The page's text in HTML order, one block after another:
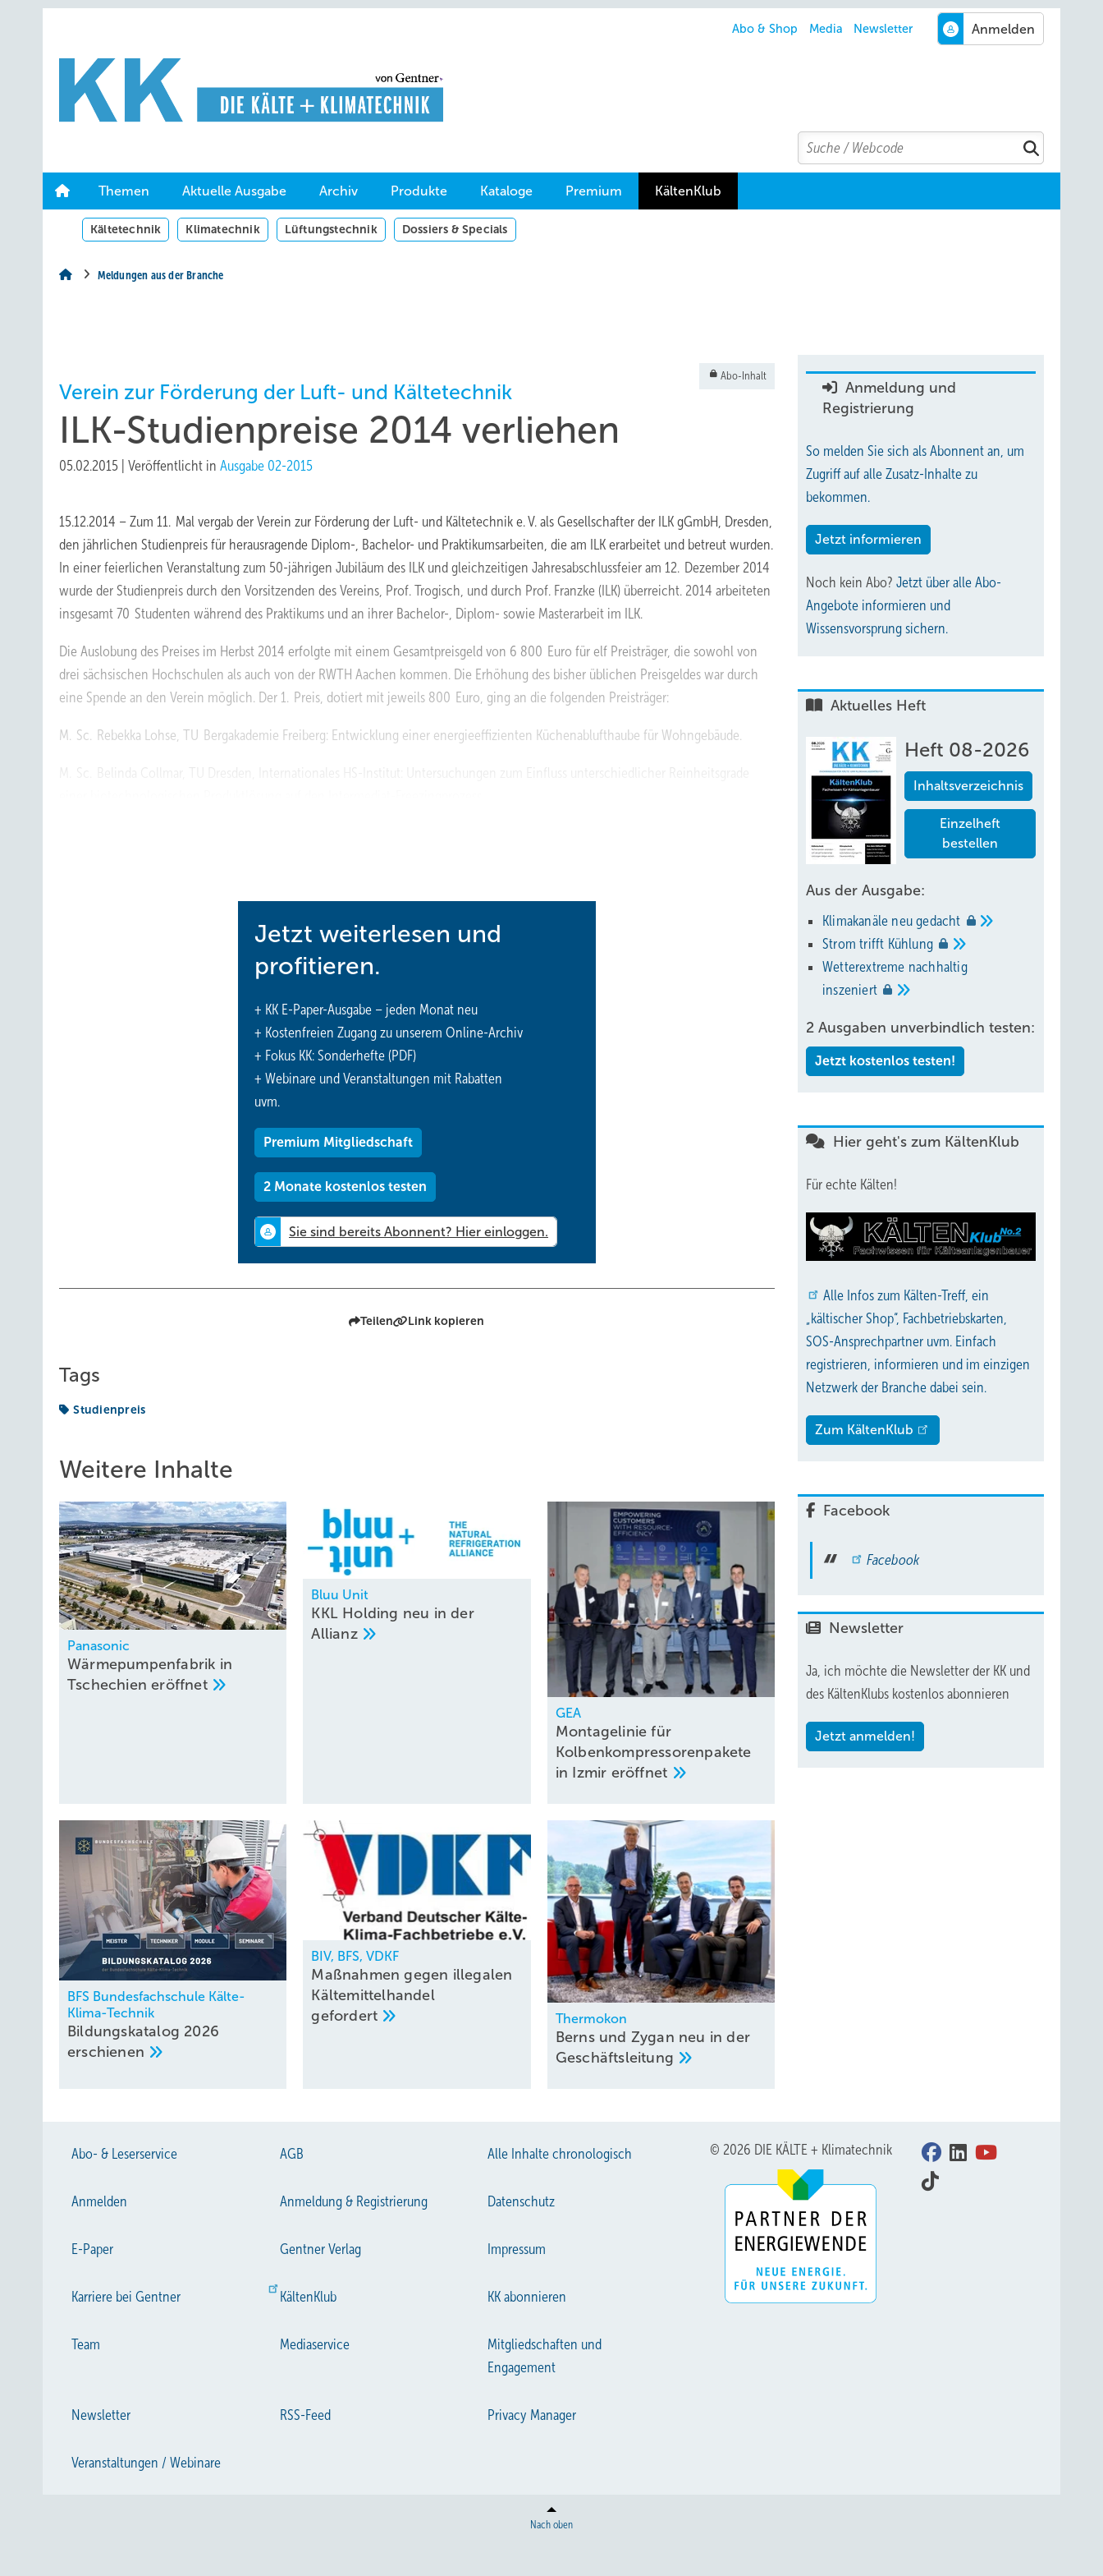
Hauptinhalt
Hauptmenü
Abo & Shop Media Newsletter
Search
Suchen
Themen Aktuelle Ausgabe Archiv Produkte Kataloge Premium KältenKlub
Kältetechnik Klimatechnik Lüftungstechnik Dossiers & Specials
Meldungen aus der Branche
Abo-Inhalt
Verein zur Förderung der Luft- und Kältetechnik
ILK-Studienpreise 2014 verliehen
05.02.2015 Veröffentlicht in Ausgabe 02-2015
15.12.2014 – Zum 11. Mal vergab der Verein zur Förderung der Luft- und Kältetechnik e. V. als Gesellschafter der ILK gGmbH, Dresden,
den jährlichen Studienpreis für herausragende Diplom-, Bachelor- und Praktikumsarbeiten, die am ILK erarbeitet und betreut wurden.
In einer feierlichen Veranstaltung zum 50-jährigen Jubiläum des ILK und gleichzeitigen Jahresabschlussfeier am 12. Dezember 2014
wurde der Studienpreis durch den Vorsitzenden des Vereins, Prof. Trogisch, und durch Prof. Franzke (ILK) überreicht. 2014 arbeiteten
insgesamt 70 Studenten während des Praktikums und an ihrer Bachelor-, Diplom- sowie Masterarbeit im ILK.
Die Auslobung des Preises im Herbst 2014 erfolgte mit einem Gesamtpreisgeld von 6 800 Euro für elf Preisträger, die sowohl von
drei sächsischen Hochschulen als auch von der RWTH Aachen kommen. Die Erhöhung des bisher üblichen Preisgeldes war durch
eine Spende an den Verein möglich. Der 1. Preis, dotiert mit jeweils 800 Euro, ging an die folgenden Preisträger:
M. Sc. Rebekka Lohse, TU Bergakademie Freiberg: Entwicklung einer energieeffizienten Küchenablufthaube für Wohngebäude.
Jetzt weiterlesen und
profitieren.
+ KK E-Paper-Ausgabe – jeden Monat neu
+ Kostenfreien Zugang zu unserem Online-Archiv
+ Fokus KK: Sonderhefte (PDF)
+ Webinare und Veranstaltungen mit Rabatten
uvm.
Premium Mitgliedschaft
2 Monate kostenlos testen
Teilen Link kopieren
Tags
Studienpreis
Weitere Inhalte
Panasonic
Wärmepumpenfabrik in
Tschechieneröffnet
Bluu Unit
KKL Holding neu in der
Allianz
GEA
Montagelinie für
Kolbenkompressorenpakete
in Izmir eröffnet
BFS Bundesfachschule Kälte-
Klima-Technik
Bildungskatalog 2026
erschienen
BIV, BFS, VDKF
Maßnahmen gegen illegalen
Kältemittelhandel
gefordert
Thermokon
Berns und Zygan neu in der
Geschäftsleitung
Anmeldung und
Registrierung
So melden Sie sich als Abonnent an, um
Zugriff auf alle Zusatz-Inhalte zu
bekommen.
Jetzt informieren
Noch kein Abo? Jetzt über alle Abo-
Angebote informieren und
Wissensvorsprung sichern.
Aktuelles Heft
Heft 08-2026
Inhaltsverzeichnis
Einzelheft
bestellen
Aus der Ausgabe:
Klimakanäle neugedacht
Strom trifft Kühlung
Wetterextreme nachhaltig
inszeniert
2 Ausgaben unverbindlich testen:
Jetzt kostenlos testen!
Hier geht's zum KältenKlub
Für echte Kälten!
Alle Infos zum Kälten-Treff, ein
„kältischer Shop“, Fachbetriebskarten,
SOS-Ansprechpartner uvm. Einfach
registrieren, informieren und im einzigen
Netzwerk der Branche dabei sein.
Zum KältenKlub
Facebook
Facebook
Newsletter
Ja, ich möchte die Newsletter der KK und
des KältenKlubs kostenlos abonnieren
Jetzt anmelden!
Abo- & Leserservice AGB Alle Inhalte chronologisch
Anmelden Anmeldung & Registrierung Datenschutz
E-Paper Gentner Verlag Impressum
Karriere bei Gentner KältenKlub KK abonnieren
Team Mediaservice
Mitgliedschaften und
Engagement
Newsletter RSS-Feed Privacy Manager
Veranstaltungen / Webinare
© 2026 DIE KÄLTE + Klimatechnik
Nach oben